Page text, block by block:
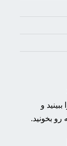
و
بخونید.